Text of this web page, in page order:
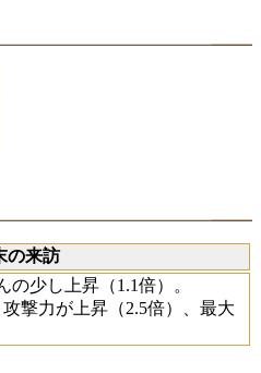
の来訪
少し上昇（1.1倍）。
撃力が上昇（2.5倍）、最大